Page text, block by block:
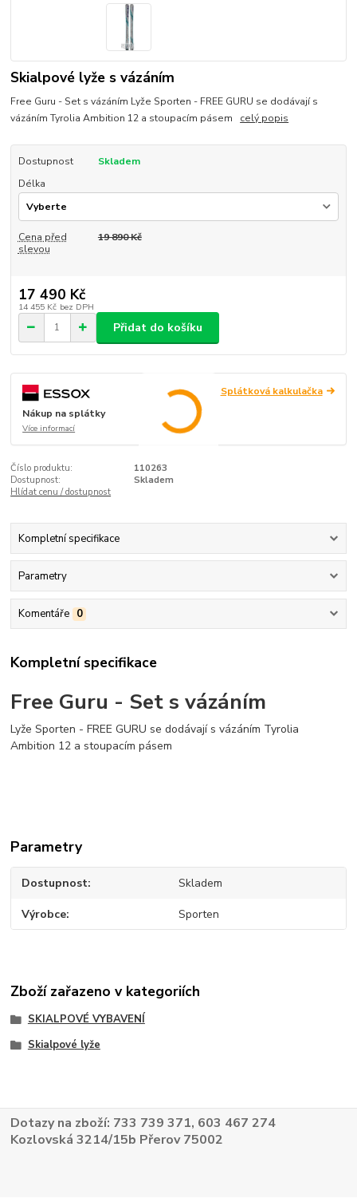
Skialpové lyže s vázáním
Free Guru - Set s vázáním Lyže Sporten - FREE GURU se dodávají s
vázáním Tyrolia Ambition 12 a stoupacím pásem celý popis
Dostupnost
Skladem
Délka
Cena před
slevou
19 890 Kč
17 490 Kč
14 455 Kč bez DPH
Přidat do košíku
Splátková kalkulačka
Nákup na splátky
Více informací
Číslo produktu:
110263
Dostupnost:
Skladem
Hlídat cenu / dostupnost
Kompletní specifikace
Parametry
Komentáře 0
Kompletní specifikace
Free Guru - Set s vázáním
Lyže Sporten - FREE GURU se dodávají s vázáním Tyrolia
Ambition 12 a stoupacím pásem
Parametry
Dostupnost Skladem
Výrobce Sporten
Zboží zařazeno v kategoriích
SKIALPOVÉ VYBAVENÍ
Skialpové lyže
Dotazy na zboží: 733 739 371, 603 467 274
Kozlovská 3214/15b Přerov 75002